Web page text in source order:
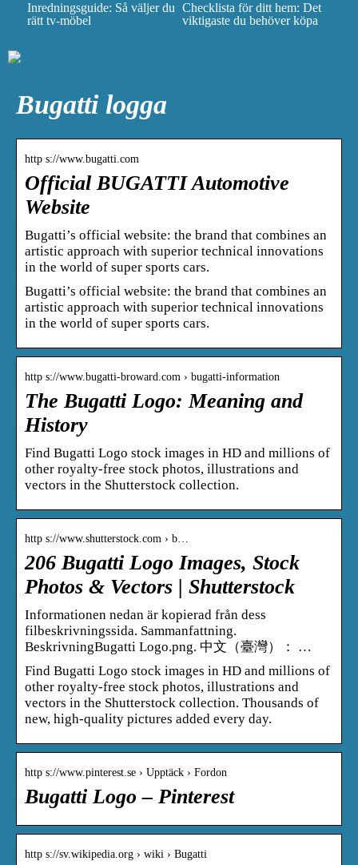
Inredningsguide: Så väljer du
rätt tv-möbel
Checklista för ditt hem: Det
viktigaste du behöver köpa
Bugatti logga
http s://www.bugatti.com
Official BUGATTI Automotive
Website
Bugatti’s official website: the brand that combines an
artistic approach with superior technical innovations
in the world of super sports cars.
Bugatti’s official website: the brand that combines an
artistic approach with superior technical innovations
in the world of super sports cars.
http s://www.bugatti-broward.com › bugatti-information
The Bugatti Logo: Meaning and
History
Find Bugatti Logo stock images in HD and millions of
other royalty-free stock photos, illustrations and
vectors in the Shutterstock collection.
http s://www.shutterstock.com › b…
206 Bugatti Logo Images, Stock
Photos & Vectors | Shutterstock
Informationen nedan är kopierad från dess
filbeskrivningssida. Sammanfattning.
BeskrivningBugatti Logo.png. 中文（臺灣）： …
Find Bugatti Logo stock images in HD and millions of
other royalty-free stock photos, illustrations and
vectors in the Shutterstock collection. Thousands of
new, high-quality pictures added every day.
http s://www.pinterest.se › Upptäck › Fordon
Bugatti Logo – Pinterest
http s://sv.wikipedia.org › wiki › Bugatti